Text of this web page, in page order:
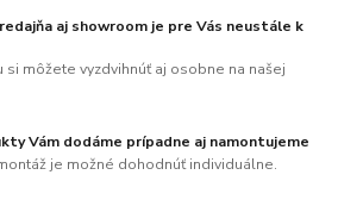
aj showroom je pre Vás neustále k
si môžete vyzdvihnúť aj osobne na našej
Vám dodáme prípadne aj namontujeme
je možné dohodnúť individuálne.